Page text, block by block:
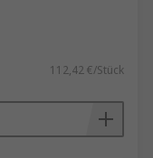
112,42 €/Stück